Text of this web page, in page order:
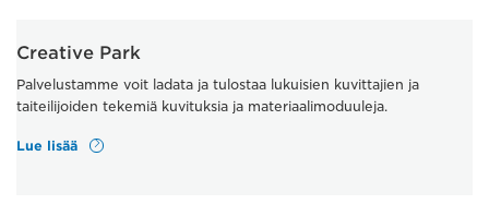
Creative Park
Palvelustamme voit ladata ja tulostaa lukuisien kuvittajien ja
taiteilijoiden tekemiä kuvituksia ja materiaalimoduuleja.
Lue lisää